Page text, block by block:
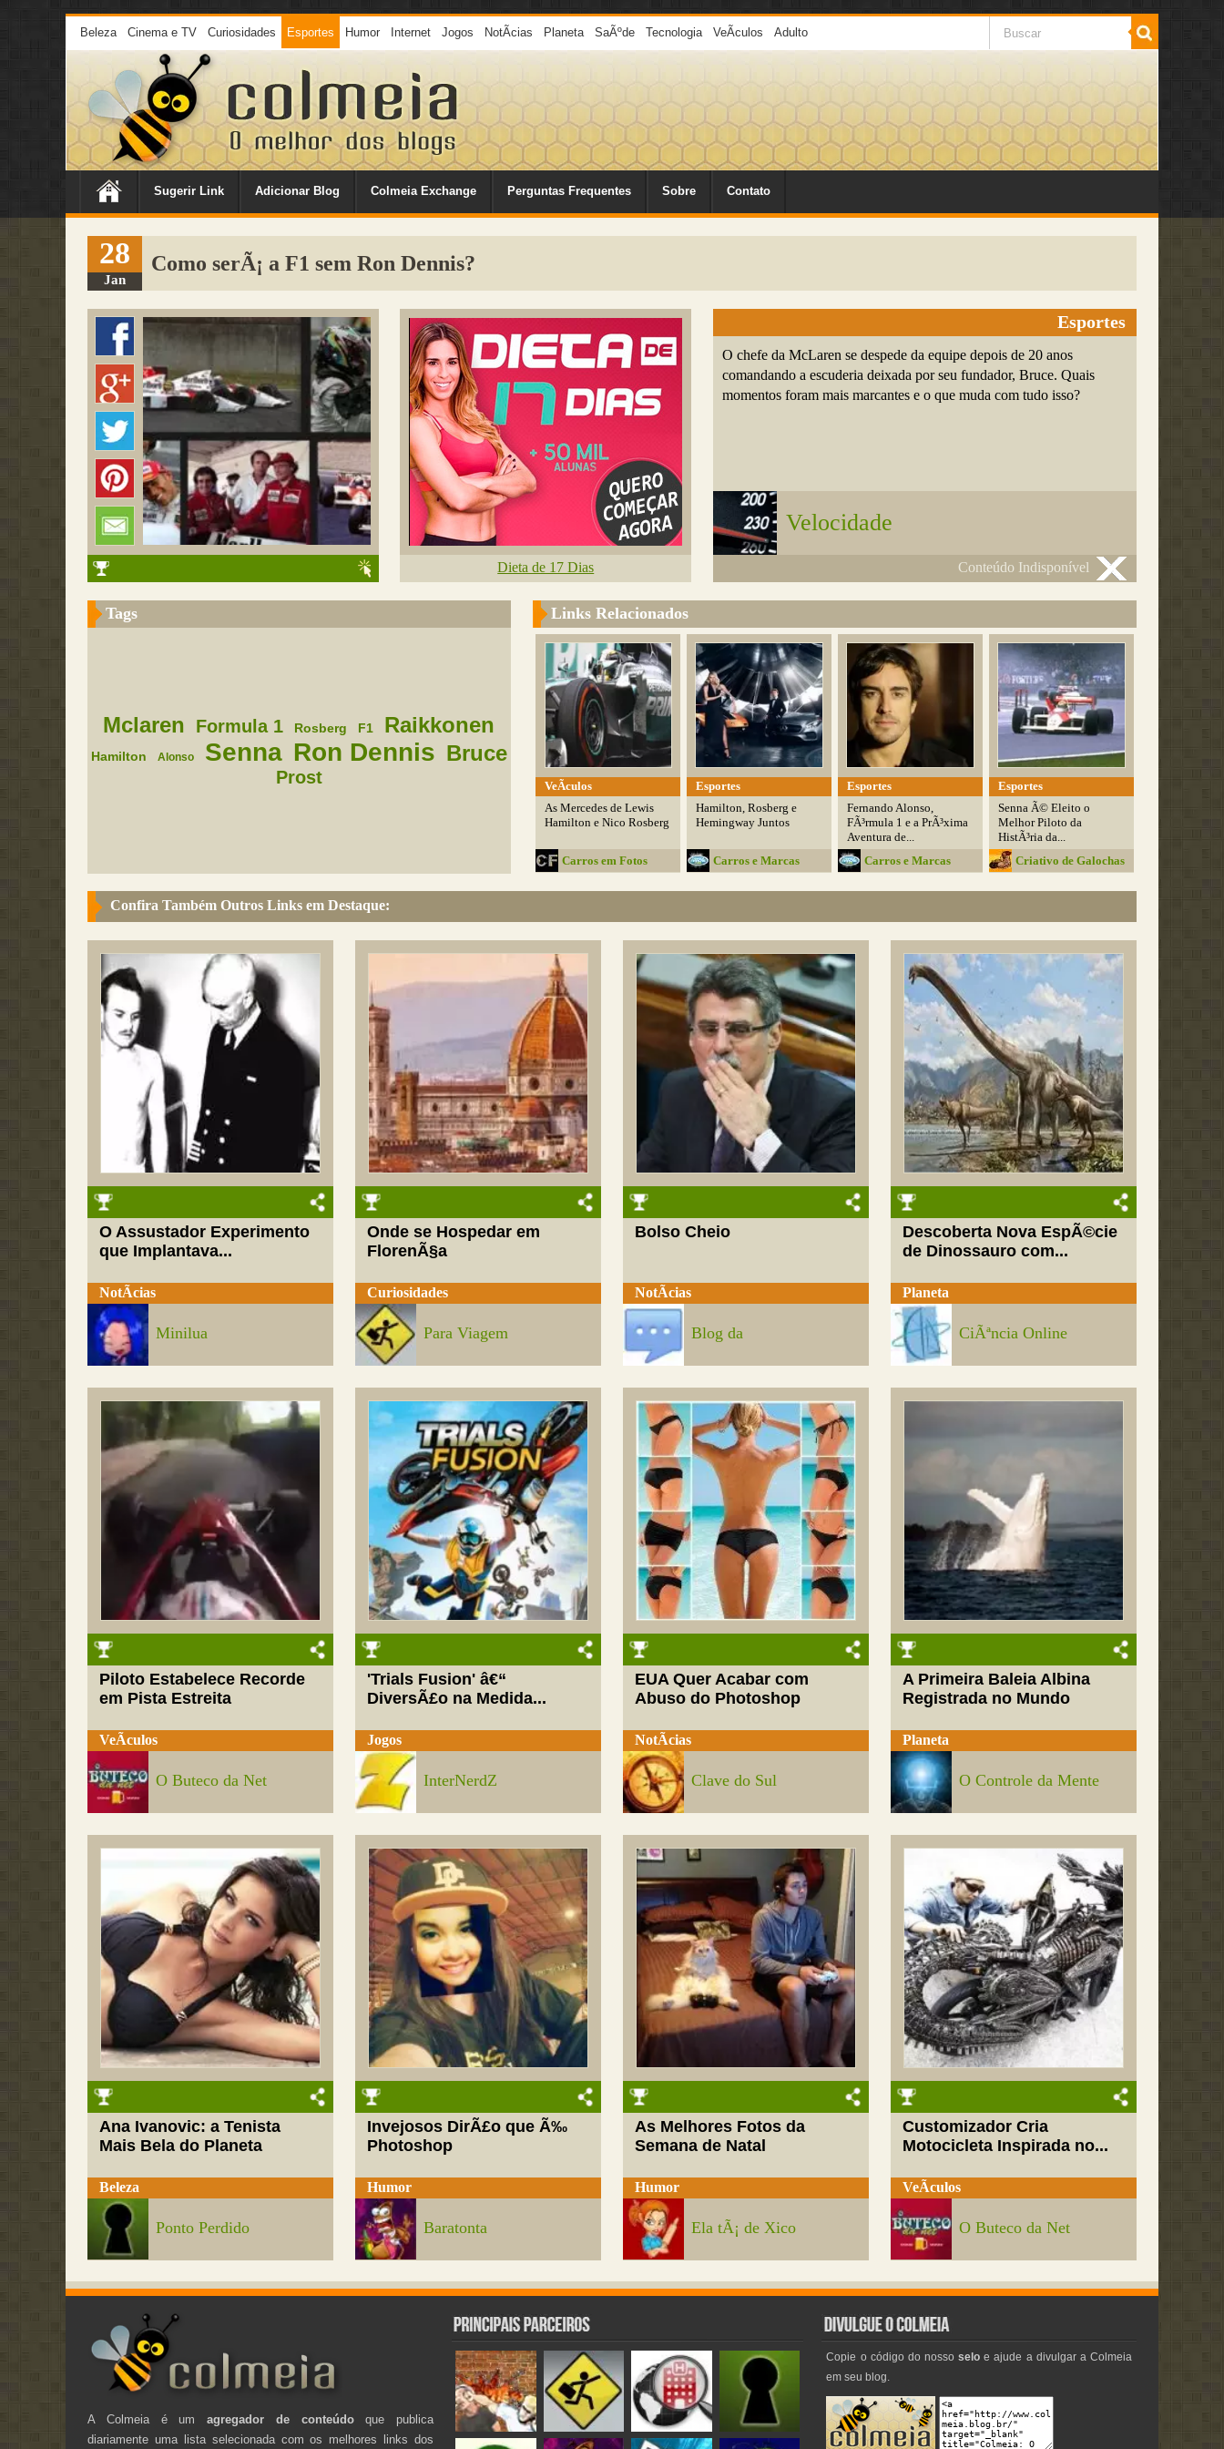
Beleza Cinema e TV Curiosidades Esportes Humor Internet Jogos NotÃ­cias Planeta SaÃºde Tecnologia VeÃ­culos Adulto
Sugerir Link Adicionar Blog Colmeia Exchange Perguntas Frequentes Sobre Contato
28
Jan
Como serÃ¡ a F1 sem Ron Dennis?
Dieta de 17 Dias
Esportes
O chefe da McLaren se despede da equipe depois de 20 anos
comandando a escuderia deixada por seu fundador, Bruce. Quais
momentos foram mais marcantes e o que muda com tudo isso?
Velocidade
Conteúdo Indisponível
Tags
Mclaren Formula 1 Rosberg F1 Raikkonen
Hamilton Alonso Senna Ron Dennis Bruce
Prost
Links Relacionados
VeÃ­culos
As Mercedes de Lewis
Hamilton e Nico Rosberg
Carros em Fotos
Esportes
Hamilton, Rosberg e
Hemingway Juntos
Carros e Marcas
Esportes
Fernando Alonso,
FÃ³rmula 1 e a PrÃ³xima
Aventura de...
Carros e Marcas
Esportes
Senna Ã© Eleito o
Melhor Piloto da
HistÃ³ria da...
Criativo de Galochas
Confira Também Outros Links em Destaque:
O Assustador Experimento
que Implantava...
NotÃ­cias
Minilua
Onde se Hospedar em
FlorenÃ§a
Curiosidades
Para Viagem
Bolso Cheio
NotÃ­cias
Blog da
Descoberta Nova EspÃ©cie
de Dinossauro com...
Planeta
CiÃªncia Online
Piloto Estabelece Recorde
em Pista Estreita
VeÃ­culos
O Buteco da Net
'Trials Fusion' â€“
DiversÃ£o na Medida...
Jogos
InterNerdZ
EUA Quer Acabar com
Abuso do Photoshop
NotÃ­cias
Clave do Sul
A Primeira Baleia Albina
Registrada no Mundo
Planeta
O Controle da Mente
Ana Ivanovic: a Tenista
Mais Bela do Planeta
Beleza
Ponto Perdido
Invejosos DirÃ£o que Ã‰
Photoshop
Humor
Baratonta
As Melhores Fotos da
Semana de Natal
Humor
Ela tÃ¡ de Xico
Customizador Cria
Motocicleta Inspirada no...
VeÃ­culos
O Buteco da Net
A Colmeia é umagregador de conteúdoque publica
diariamente uma lista selecionada com os melhores links dos
Copie o código do nossoselo e ajude a divulgar a Colmeia
em seu blog.